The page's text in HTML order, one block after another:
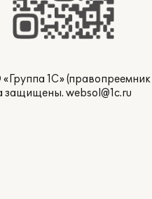
1С»
защищены. websol@1c.ru